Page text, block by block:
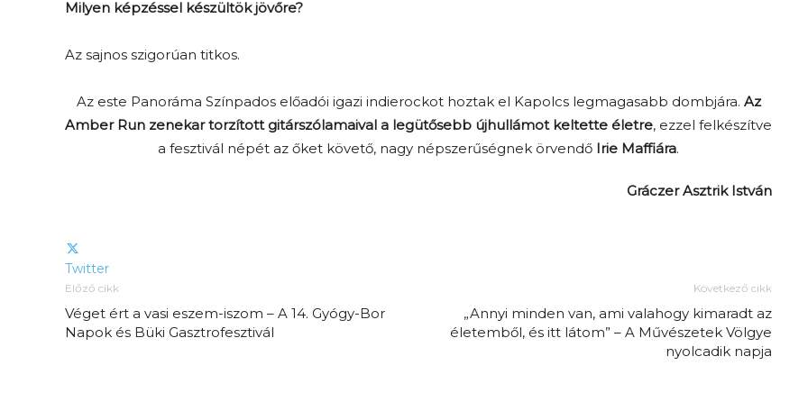
Milyen képzéssel készültök jövőre?
Az sajnos szigorúan titkos.
Az este Panoráma Színpados előadói igazi indierockot hoztak el Kapolcs legmagasabb dombjára. Az
Amber Run zenekar torzított gitárszólamaival a legütősebb újhullámot keltette életre, ezzel felkészítve
a fesztivál népét az őket követő, nagy népszerűségnek örvendő Irie Maffiára.
Gráczer Asztrik István
Twitter
Előző cikk
Véget ért a vasi eszem-iszom – A 14. Gyógy-Bor
Napok és Büki Gasztrofesztivál
Következő cikk
„Annyi minden van, ami valahogy kimaradt az
életemből, és itt látom” – A Művészetek Völgye
nyolcadik napja